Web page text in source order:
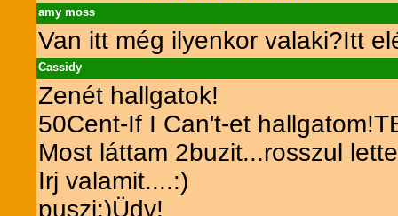
amy moss
Van itt még ilyenkor valaki?Itt
Cassidy
Zenét hallgatok!
50Cent-If I Can't-et
Most láttam 2buzit...rosszul
Irj valamit....:)
puszi:)Üdv!